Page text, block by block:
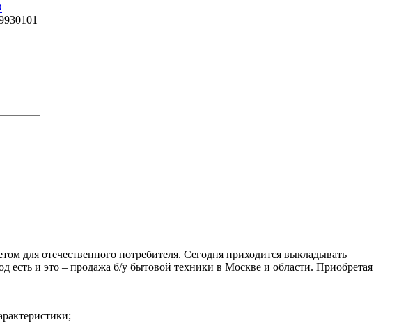
для отечественного потребителя. Сегодня приходится выкладывать
и это – продажа б/у бытовой техники в Москве и области. Приобретая